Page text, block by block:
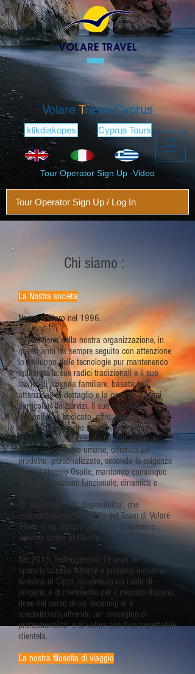
klikdiakopes Cyprus Tours
Tour Operator Sign Up -Video
Tour Operator Sign Up / Log In
Volare Travel Cyprus
Chi siamo :
La Nostra societa
Nasce a Cipro nel 1996.
L’evoluzione della nostra organizzazione, in
questi anni ha sempre seguito con attenzione
lo svilluppo delle tecnologie pur mantenendo
inalterate le sue radici tradizionali e il suo
spirito di azienda familiare, basata sull’
attenzione al dettaglio e la cura dei minimi
particolari dei servizi. Il suo personale,
disponibile e dedicato, offre, sempre, un
caloroso benvenuto a tutti i suoi Ospiti.
Volare Travel, ha creduto fin dall’ inizio, nel
valore del contatto umano, offrendo un
prodotto personalizzato, secondo le esigenze
di ogni singolo Ospite, mantendo comunque
un’organizzazione funzionale, dinamica e
sempre attuale.
La flessibilita’ e la disponibilita’, che
contraddistingue lo spirito del Team di Volare
Travel ci ha sempre permesso di essere e
senterci vicino al Cliente.
Nel 2015, festeggeremo 19 anni di
operativita’nella fiorente e primaria industria
turistica di Cipro, ricoprendo un ruolo di
primario e di riferimento per il mercato italiano,
dove nel corso di un decennio si e’
specializzata,offrendo un’ immagine di
professionalita’ e di valore alla Sua rispettabile
clientela.
La nostra filosofia di viaggio